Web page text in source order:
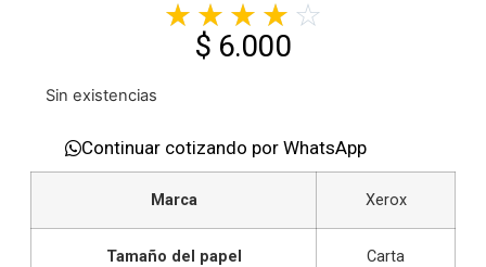
☆ ☆ ☆ ☆ ☆
$ 6.000
Sin existencias
Continuar cotizando por WhatsApp
Marca Xerox
Tamaño del papel Carta